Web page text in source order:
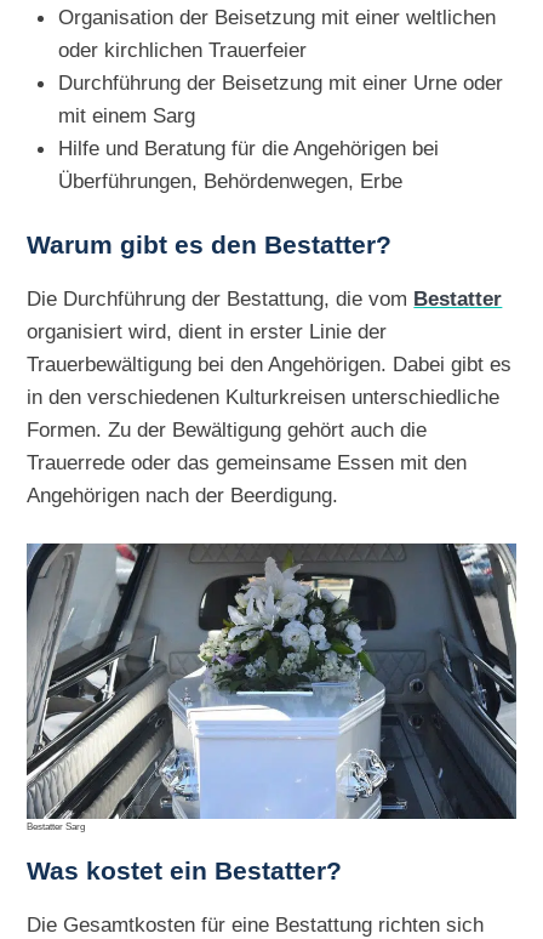
Organisation der Beisetzung mit einer weltlichen
oder kirchlichen Trauerfeier
Durchführung der Beisetzung mit einer Urne oder
mit einem Sarg
Hilfe und Beratung für die Angehörigen bei
Überführungen, Behördenwegen, Erbe
Warum gibt es den Bestatter?
Die Durchführung der Bestattung, die vom Bestatter
organisiert wird, dient in erster Linie der
Trauerbewältigung bei den Angehörigen. Dabei gibt es
in den verschiedenen Kulturkreisen unterschiedliche
Formen. Zu der Bewältigung gehört auch die
Trauerrede oder das gemeinsame Essen mit den
Angehörigen nach der Beerdigung.
Bestatter Sarg
Was kostet ein Bestatter?
Die Gesamtkosten für eine Bestattung richten sich